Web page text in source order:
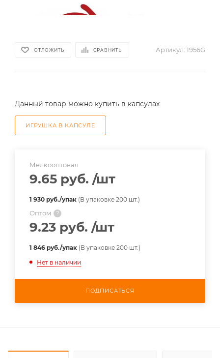
ОТЛОЖИТЬ СРАВНИТЬ Артикул: 1956G
Данный товар можно купить в капсулах
ИГРУШКА В КАПСУЛЕ
Мелкооптовая
9.65 руб. /шт
1 930 руб./упак (В упаковке 200 шт.)
Оптом ?
9.23 руб. /шт
1 846 руб./упак (В упаковке 200 шт.)
Нет в наличии
ПОДПИСАТЬСЯ